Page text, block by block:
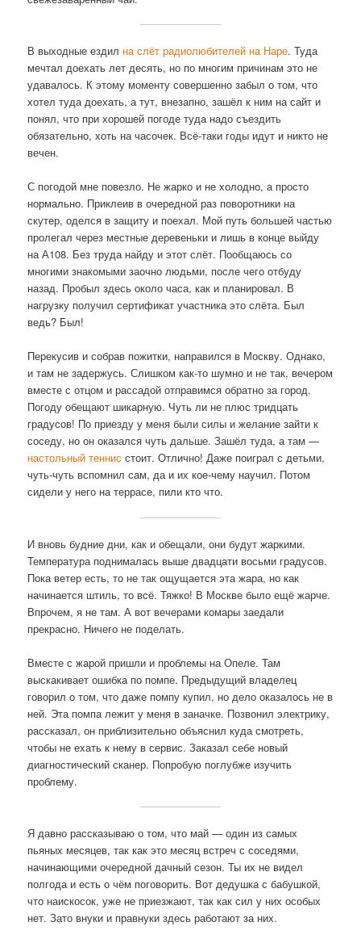
В выходные ездил на слёт радиолюбителей на Наре. Туда
мечтал доехать лет десять, но по многим причинам это не
удавалось. К этому моменту совершенно забыл о том, что
хотел туда доехать, а тут, внезапно, зашёл к ним на сайт и
понял, что при хорошей погоде туда надо съездить
обязательно, хоть на часочек. Всё-таки годы идут и никто не
вечен.
С погодой мне повезло. Не жарко и не холодно, а просто
нормально. Приклеив в очередной раз поворотники на
скутер, оделся в защиту и поехал. Мой путь большей частью
пролегал через местные деревеньки и лишь в конце выйду
на А108. Без труда найду и этот слёт. Пообщаюсь со
многими знакомыми заочно людьми, после чего отбуду
назад. Пробыл здесь около часа, как и планировал. В
нагрузку получил сертификат участника это слёта. Был
ведь? Был!
Перекусив и собрав пожитки, направился в Москву. Однако,
и там не задержусь. Слишком как-то шумно и не так, вечером
вместе с отцом и рассадой отправимся обратно за город.
Погоду обещают шикарную. Чуть ли не плюс тридцать
градусов! По приезду у меня были силы и желание зайти к
соседу, но он оказался чуть дальше. Зашёл туда, а там —
настольный теннис стоит. Отлично! Даже поиграл с детьми,
чуть-чуть вспомнил сам, да и их кое-чему научил. Потом
сидели у него на террасе, пили кто что.
И вновь будние дни, как и обещали, они будут жаркими.
Температура поднималась выше двадцати восьми градусов.
Пока ветер есть, то не так ощущается эта жара, но как
начинается штиль, то всё. Тяжко! В Москве было ещё жарче.
Впрочем, я не там. А вот вечерами комары заедали
прекрасно. Ничего не поделать.
Вместе с жарой пришли и проблемы на Опеле. Там
выскакивает ошибка по помпе. Предыдущий владелец
говорил о том, что даже помпу купил, но дело оказалось не в
ней. Эта помпа лежит у меня в заначке. Позвонил электрику,
рассказал, он приблизительно объяснил куда смотреть,
чтобы не ехать к нему в сервис. Заказал себе новый
диагностический сканер. Попробую поглубже изучить
проблему.
Я давно рассказываю о том, что май — один из самых
пьяных месяцев, так как это месяц встреч с соседями,
начинающими очередной дачный сезон. Ты их не видел
полгода и есть о чём поговорить. Вот дедушка с бабушкой,
что наискосок, уже не приезжают, так как сил у них особых
нет. Зато внуки и правнуки здесь работают за них.